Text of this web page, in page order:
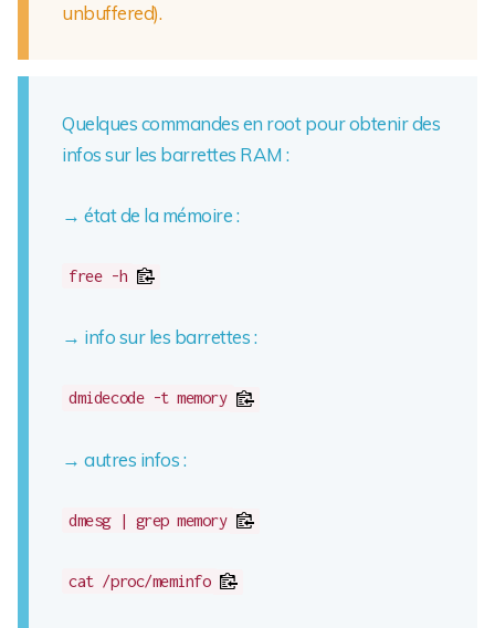
unbuffered).
Quelques commandes en root pour obtenir des
infos sur les barrettes RAM :
→ état de la mémoire :
free -h
→ info sur les barrettes :
dmidecode -t memory
→ autres infos :
dmesg | grep memory
cat /proc/meminfo